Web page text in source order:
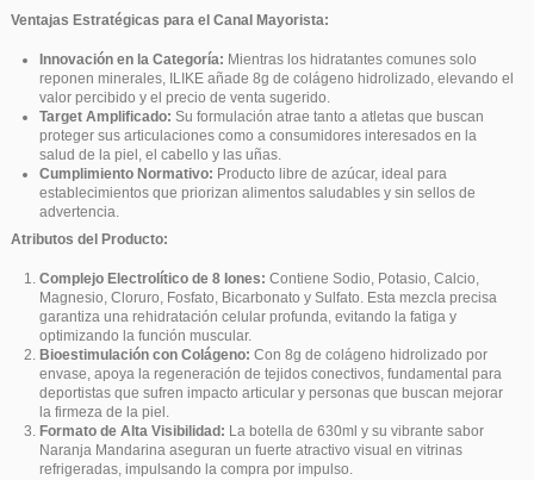
Ventajas Estratégicas para el Canal Mayorista:
Innovación en la Categoría: Mientras los hidratantes comunes solo
reponen minerales, ILIKE añade 8g de colágeno hidrolizado, elevando el
valor percibido y el precio de venta sugerido.
Target Amplificado: Su formulación atrae tanto a atletas que buscan
proteger sus articulaciones como a consumidores interesados en la
salud de la piel, el cabello y las uñas.
Cumplimiento Normativo: Producto libre de azúcar, ideal para
establecimientos que priorizan alimentos saludables y sin sellos de
advertencia.
Atributos del Producto:
Complejo Electrolítico de 8 Iones: Contiene Sodio, Potasio, Calcio,
Magnesio, Cloruro, Fosfato, Bicarbonato y Sulfato. Esta mezcla precisa
garantiza una rehidratación celular profunda, evitando la fatiga y
optimizando la función muscular.
Bioestimulación con Colágeno: Con 8g de colágeno hidrolizado por
envase, apoya la regeneración de tejidos conectivos, fundamental para
deportistas que sufren impacto articular y personas que buscan mejorar
la firmeza de la piel.
Formato de Alta Visibilidad: La botella de 630ml y su vibrante sabor
Naranja Mandarina aseguran un fuerte atractivo visual en vitrinas
refrigeradas, impulsando la compra por impulso.